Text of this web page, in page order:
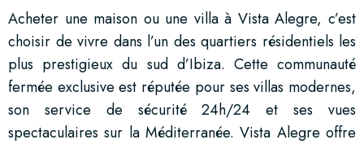
Acheter une maison ou une villa à Vista Alegre, c’est
choisir de vivre dans l’un des quartiers résidentiels les
plus prestigieux du sud d’Ibiza. Cette communauté
fermée exclusive est réputée pour ses villas modernes,
son service de sécurité 24h/24 et ses vues
spectaculaires sur la Méditerranée. Vista Alegre offre